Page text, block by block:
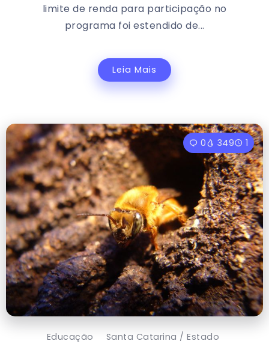
limite de renda para participação no
programa foi estendido de...
Leia Mais
0 349 1
Educação Santa Catarina / Estado